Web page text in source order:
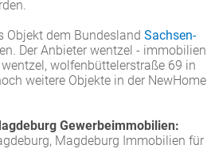
Objekt dem Bundesland Sachsen-
Der Anbieter wentzel - immobilien
wolfenbüttelerstraße 69 in
weitere Objekte in der NewHome
Gewerbeimmobilien:
Magdeburg Immobilien für